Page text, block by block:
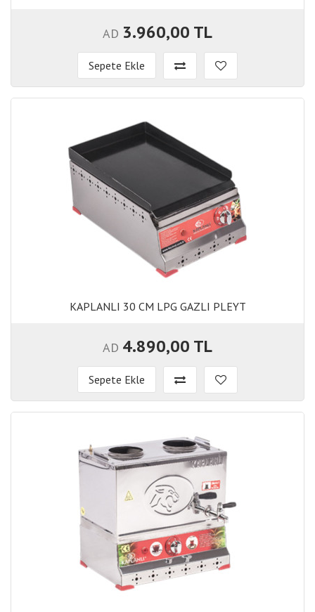
AD 3.960,00 TL
Sepete Ekle
KAPLANLI 30 CM LPG GAZLI PLEYT
AD 4.890,00 TL
Sepete Ekle